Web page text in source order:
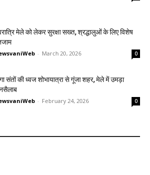
मेले को लेकर सुरक्षा सख्त, श्रद्धालुओं के लिए विशेष
- March 20, 2026 0
संतों की ध्वज शोभायात्रा से गूंजा शहर, मेले में उमड़ा
- February 24, 2026 0